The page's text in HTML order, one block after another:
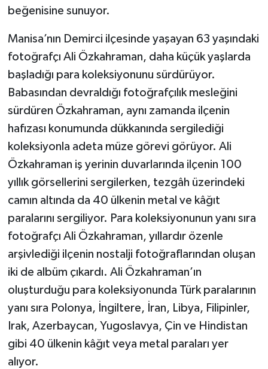
beğenisine sunuyor.
Manisa’nın Demirci ilçesinde yaşayan 63 yaşındaki
fotoğrafçı Ali Özkahraman, daha küçük yaşlarda
başladığı para koleksiyonunu sürdürüyor.
Babasından devraldığı fotoğrafçılık mesleğini
sürdüren Özkahraman, aynı zamanda ilçenin
hafızası konumunda dükkanında sergilediği
koleksiyonla adeta müze görevi görüyor. Ali
Özkahraman iş yerinin duvarlarında ilçenin 100
yıllık görsellerini sergilerken, tezgâh üzerindeki
camın altında da 40 ülkenin metal ve kâğıt
paralarını sergiliyor. Para koleksiyonunun yanı sıra
fotoğrafçı Ali Özkahraman, yıllardır özenle
arşivlediği ilçenin nostalji fotoğraflarından oluşan
iki de albüm çıkardı. Ali Özkahraman’ın
oluşturduğu para koleksiyonunda Türk paralarının
yanı sıra Polonya, İngiltere, İran, Libya, Filipinler,
Irak, Azerbaycan, Yugoslavya, Çin ve Hindistan
gibi 40 ülkenin kâğıt veya metal paraları yer
alıyor.